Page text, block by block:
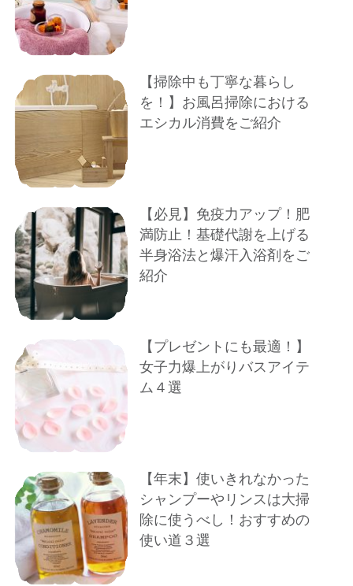
【掃除中も丁寧な暮らし
を！】お風呂掃除における
エシカル消費をご紹介
【必見】免疫力アップ！肥
満防止！基礎代謝を上げる
半身浴法と爆汗入浴剤をご
紹介
【プレゼントにも最適！】
女子力爆上がりバスアイテ
ム４選
【年末】使いきれなかった
シャンプーやリンスは大掃
除に使うべし！おすすめの
使い道３選